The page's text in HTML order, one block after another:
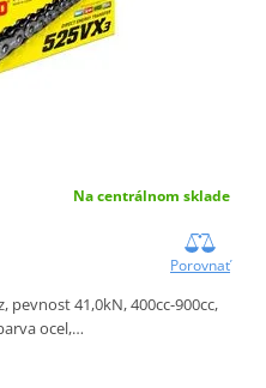
Na centrálnom sklade
Porovnať
pevnost 41,0kN, 400cc-900cc,
ocel,…